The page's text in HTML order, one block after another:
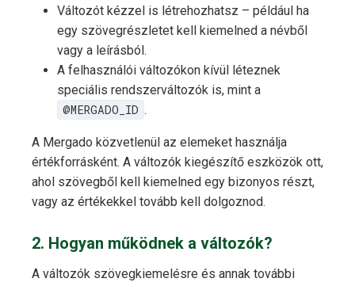
Változót kézzel is létrehozhatsz – például ha
egy szövegrészletet kell kiemelned a névből
vagy a leírásból.
A felhasználói változókon kívül léteznek
speciális rendszerváltozók is, mint a
@MERGADO_ID .
A Mergado közvetlenül az elemeket használja
értékforrásként. A változók kiegészítő eszközök ott,
ahol szövegből kell kiemelned egy bizonyos részt,
vagy az értékekkel tovább kell dolgoznod.
2. Hogyan működnek a változók?
A változók szövegkiemelésre és annak további